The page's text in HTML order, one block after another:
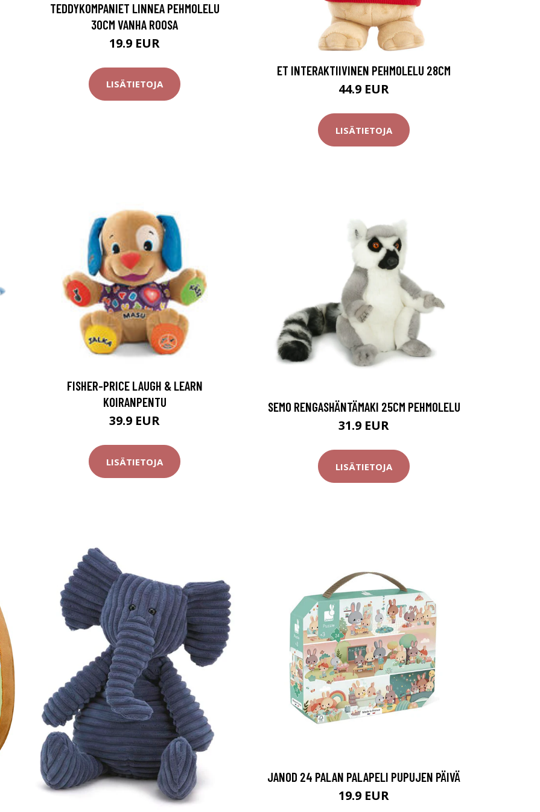
TEDDYKOMPANIET LINNEA PEHMOLELU
30CM VANHA ROOSA
19.9 EUR
LISÄTIETOJA
ET INTERAKTIIVINEN PEHMOLELU 28CM
44.9 EUR
LISÄTIETOJA
FISHER-PRICE LAUGH & LEARN
KOIRANPENTU
39.9 EUR
LISÄTIETOJA
SEMO RENGASHÄNTÄMAKI 25CM PEHMOLELU
31.9 EUR
LISÄTIETOJA
JANOD 24 PALAN PALAPELI PUPUJEN PÄIVÄ
19.9 EUR